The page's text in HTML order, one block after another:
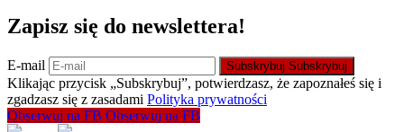
Zapisz się do newslettera!
E-mail Subskrybuj Subskrybuj
Klikając przycisk „Subskrybuj”, potwierdzasz, że zapoznałeś się i
zgadzasz się z zasadami Polityka prywatności
Obserwuj na FB Obserwuj na FB